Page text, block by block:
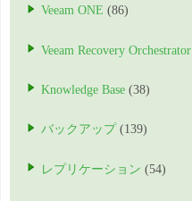
Veeam ONE (86)
Veeam Recovery Orchestrator
Knowledge Base (38)
バックアップ (139)
レプリケーション (54)